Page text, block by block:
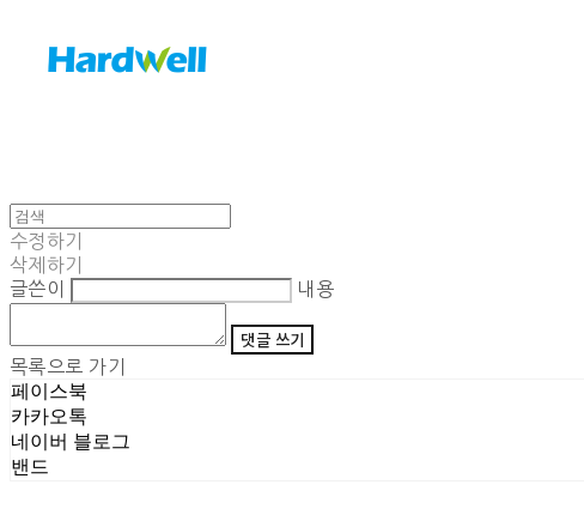
수정하기
삭제하기
글쓴이
내용
댓글 쓰기
목록으로 가기
페이스북
카카오톡
네이버 블로그
밴드